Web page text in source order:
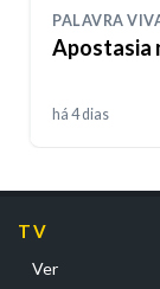
PALAVRA
Apostasia
há 4 dias
TV
Ver